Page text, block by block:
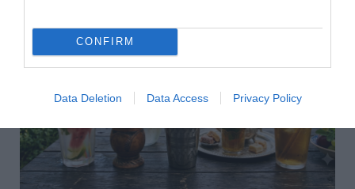
CONFIRM
Data Deletion Data Access Privacy Policy